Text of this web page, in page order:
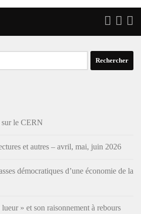
le CERN
et autres – avril, mai, juin 2026
démocratiques d’une économie de la
» et son raisonnement à rebours